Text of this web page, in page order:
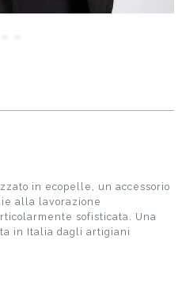
in ecopelle, un accessorio
alla lavorazione
sofisticata. Una
in Italia dagli artigiani